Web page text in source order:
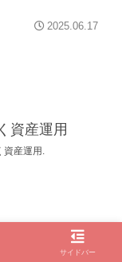
2025.06.17
資産運用
資産運用.
サイドバー